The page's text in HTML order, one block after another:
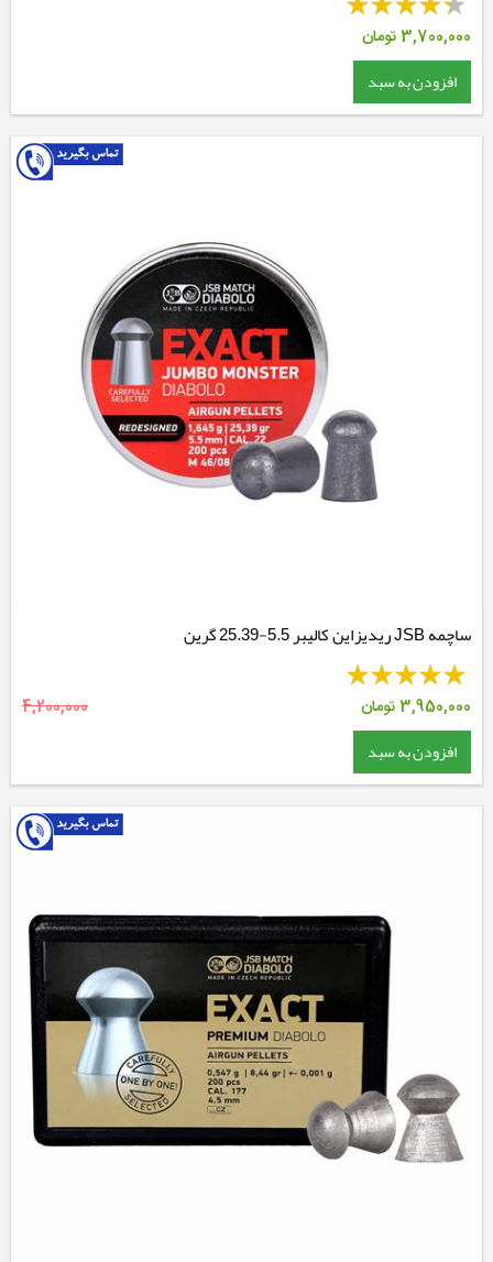
3,700,000تومان
افزودن به سبد
ساچمه JSB ریدیزاین کالیبر 5.5-25.39 گرین
3,950,000تومان 4,200,000
افزودن به سبد